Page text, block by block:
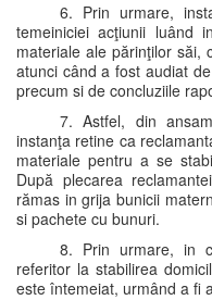
6. Prin urmare,
temeiniciei acţiunii luând
materiale ale părinţilor săi,
atunci când a fost audiat
precum si de concluziile
7. Astfel, din
instanţa retine ca
materiale pentru a se
După plecarea
rămas in grija bunicii
si pachete cu bunuri.
8. Prin urmare, in
referitor la stabilirea
este întemeiat, urmând a fi